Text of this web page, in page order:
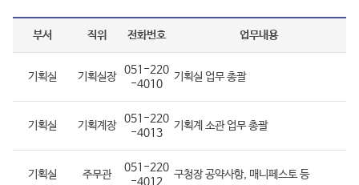
부서 직위 전화번호 업무내용
기획실 기획실장
051-220
-4010
기획실 업무 총괄
기획실 기획계장
051-220
-4013
기획계 소관 업무 총괄
기획실 주무관
051-220
-4012
구청장 공약사항, 매니페스토 등